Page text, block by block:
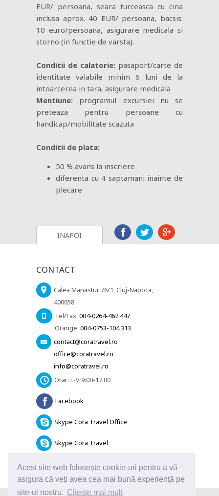
Acest site web folosește cookie-uri pentru a vă
asigura că veți avea cea mai bună experiență pe
site-ul nostru. Citeste mai mult
EUR/ persoana, seara turceasca cu cina
inclusa aprox. 40 EUR/ persoana, bacsis:
10 euro/persoana, asigurare medicala si
storno (in functie de varsta).
Conditii de calatorie: pasaport/carte de
identitate valabile minim 6 luni de la
intoarcerea in tara, asigurare medicala
Mentiune: programul excursiei nu se
preteaza pentru persoane cu
handicap/mobilitate scazuta
Conditii de plata:
50 % avans la inscriere
diferenta cu 4 saptamani inainte de
plecare
INAPOI
CONTACT
Calea Manastur 76/1, Cluj-Napoca,
400658
Tel/Fax: 004-0264-462.447
Orange: 004-0753-104.313
contact@coratravel.ro
office@coratravel.ro
info@coratravel.ro
Orar: L-V 9:00-17:00
Facebook
Skype Cora Travel Office
Skype Cora Travel
Informatii utile